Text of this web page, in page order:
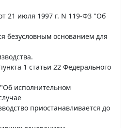
21 июля 1997 г. N 119-ФЗ "Об
безусловным основанием для
1 статьи 22 Федерального
исполнительном
приостанавливается до